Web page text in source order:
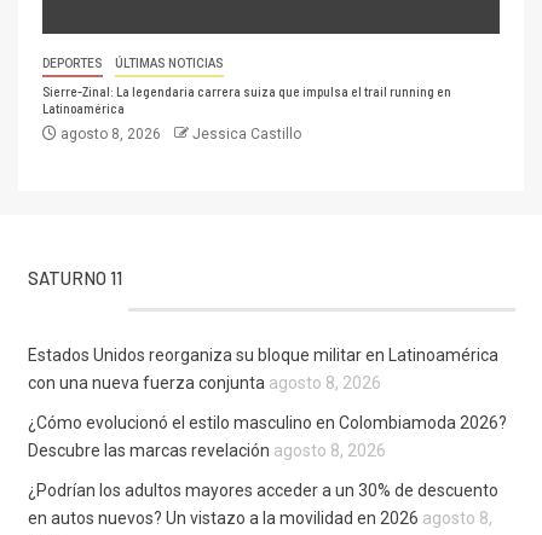
DEPORTES ÚLTIMAS NOTICIAS
Sierre-Zinal: La legendaria carrera suiza que impulsa el trail running en
Latinoamérica
agosto 8, 2026 Jessica Castillo
SATURNO 11
Estados Unidos reorganiza su bloque militar en Latinoamérica
con una nueva fuerza conjunta agosto 8, 2026
¿Cómo evolucionó el estilo masculino en Colombiamoda 2026?
Descubre las marcas revelación agosto 8, 2026
¿Podrían los adultos mayores acceder a un 30% de descuento
en autos nuevos? Un vistazo a la movilidad en 2026 agosto 8,